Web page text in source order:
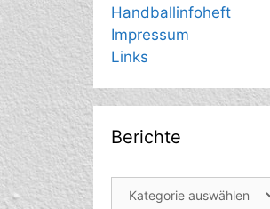
Handballinfoheft
Impressum
Links
Berichte